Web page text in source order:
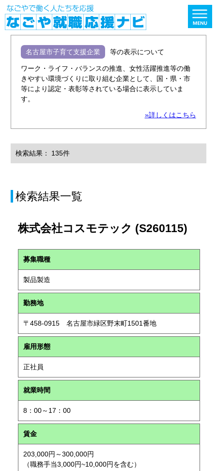
名古屋市子育て支援企業 等の表示について
ワーク・ライフ・バランスの推進、女性活躍推進等の働
きやすい環境づくりに取り組む企業として、国・県・市
等により認定・表彰等されている場合に表示していま
す。
»詳しくはこちら
検索結果： 135件
検索結果一覧
株式会社コスモテック (S260115)
募集職種
製品製造
勤務地
〒458-0915 名古屋市緑区野末町1501番地
雇用形態
正社員
就業時間
8：00～17：00
賃金
203,000円～300,000円
（職務手当3,000円~10,000円を含む）